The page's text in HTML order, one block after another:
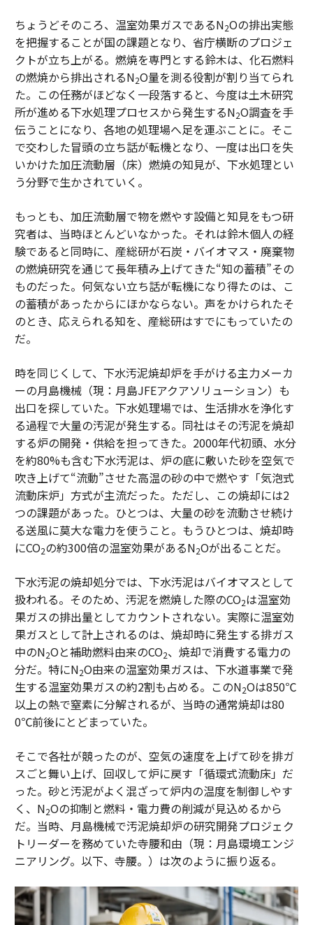
ちょうどそのころ、温室効果ガスであるN2Oの排出実態
を把握することが国の課題となり、省庁横断のプロジェ
クトが立ち上がる。燃焼を専門とする鈴木は、化石燃料
の燃焼から排出されるN2O量を測る役割が割り当てられ
た。この任務がほどなく一段落すると、今度は土木研究
所が進める下水処理プロセスから発生するN2O調査を手
伝うことになり、各地の処理場へ足を運ぶことに。そこ
で交わした冒頭の立ち話が転機となり、一度は出口を失
いかけた加圧流動層（床）燃焼の知見が、下水処理とい
う分野で生かされていく。
もっとも、加圧流動層で物を燃やす設備と知見をもつ研
究者は、当時ほとんどいなかった。それは鈴木個人の経
験であると同時に、産総研が石炭・バイオマス・廃棄物
の燃焼研究を通じて長年積み上げてきた“知の蓄積”その
ものだった。何気ない立ち話が転機になり得たのは、こ
の蓄積があったからにほかならない。声をかけられたそ
のとき、応えられる知を、産総研はすでにもっていたの
だ。
時を同じくして、下水汚泥焼却炉を手がける主力メーカ
ーの月島機械（現：月島JFEアクアソリューション）も
出口を探していた。下水処理場では、生活排水を浄化す
る過程で大量の汚泥が発生する。同社はその汚泥を焼却
する炉の開発・供給を担ってきた。2000年代初頭、水分
を約80%も含む下水汚泥は、炉の底に敷いた砂を空気で
吹き上げて“流動”させた高温の砂の中で燃やす「気泡式
流動床炉」方式が主流だった。ただし、この焼却には2
つの課題があった。ひとつは、大量の砂を流動させ続け
る送風に莫大な電力を使うこと。もうひとつは、焼却時
にCO2の約300倍の温室効果があるN2Oが出ることだ。
下水汚泥の焼却処分では、下水汚泥はバイオマスとして
扱われる。そのため、汚泥を燃焼した際のCO2は温室効
果ガスの排出量としてカウントされない。実際に温室効
果ガスとして計上されるのは、焼却時に発生する排ガス
中のN2Oと補助燃料由来のCO2、焼却で消費する電力の
分だ。特にN2O由来の温室効果ガスは、下水道事業で発
生する温室効果ガスの約2割も占める。このN2Oは850℃
以上の熱で窒素に分解されるが、当時の通常焼却は80
0℃前後にとどまっていた。
そこで各社が競ったのが、空気の速度を上げて砂を排ガ
スごと舞い上げ、回収して炉に戻す「循環式流動床」だ
った。砂と汚泥がよく混ざって炉内の温度を制御しやす
く、N2Oの抑制と燃料・電力費の削減が見込めるから
だ。当時、月島機械で汚泥焼却炉の研究開発プロジェク
トリーダーを務めていた寺腰和由（現：月島環境エンジ
ニアリング。以下、寺腰。）は次のように振り返る。